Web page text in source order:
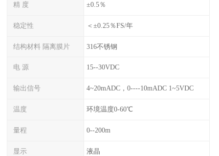
精 度 ±0.5％
稳定性 ＜±0.25％FS/年
结构材料 隔离膜片 316不锈钢
电 源 15--30VDC
输出信号 4~20mADC，0----10mADC 1~5VDC
温度 环境温度0-60℃
量程 0--200m
显示 液晶